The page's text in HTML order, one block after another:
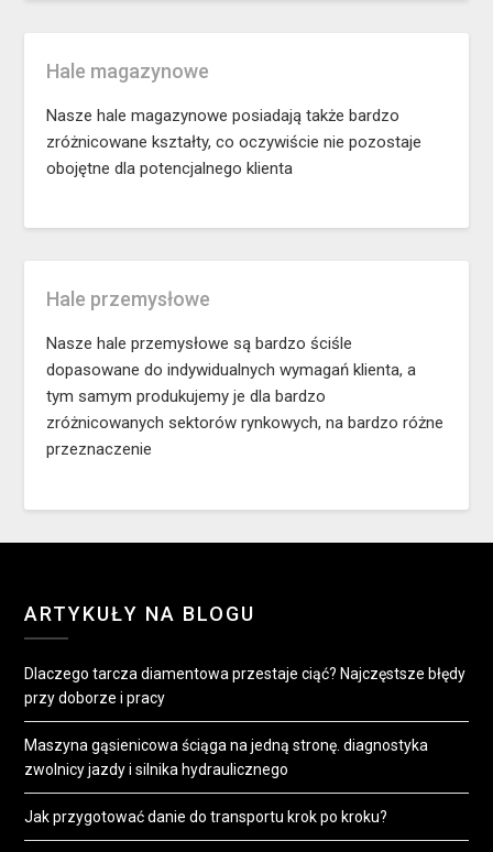
Hale magazynowe
Nasze hale magazynowe posiadają także bardzo
zróżnicowane kształty, co oczywiście nie pozostaje
obojętne dla potencjalnego klienta
Hale przemysłowe
Nasze hale przemysłowe są bardzo ściśle
dopasowane do indywidualnych wymagań klienta, a
tym samym produkujemy je dla bardzo
zróżnicowanych sektorów rynkowych, na bardzo różne
przeznaczenie
ARTYKUŁY NA BLOGU
Dlaczego tarcza diamentowa przestaje ciąć? Najczęstsze błędy
przy doborze i pracy
Maszyna gąsienicowa ściąga na jedną stronę. diagnostyka
zwolnicy jazdy i silnika hydraulicznego
Jak przygotować danie do transportu krok po kroku?